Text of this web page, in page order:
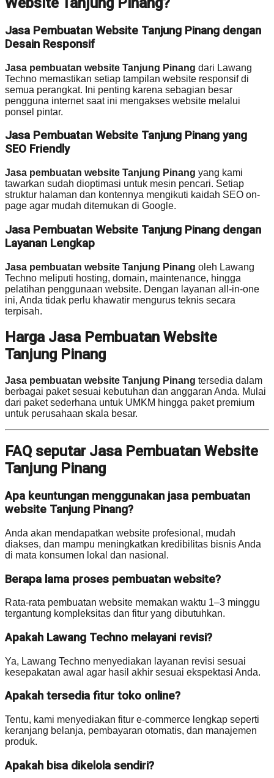
Jasa Pembuatan Website Tanjung Pinang dengan
Desain Responsif
Jasa pembuatan website Tanjung Pinang dari Lawang
Techno memastikan setiap tampilan website responsif di
semua perangkat. Ini penting karena sebagian besar
pengguna internet saat ini mengakses website melalui
ponsel pintar.
Jasa Pembuatan Website Tanjung Pinang yang
SEO Friendly
Jasa pembuatan website Tanjung Pinang yang kami
tawarkan sudah dioptimasi untuk mesin pencari. Setiap
struktur halaman dan kontennya mengikuti kaidah SEO on-
page agar mudah ditemukan di Google.
Jasa Pembuatan Website Tanjung Pinang dengan
Layanan Lengkap
Jasa pembuatan website Tanjung Pinang oleh Lawang
Techno meliputi hosting, domain, maintenance, hingga
pelatihan penggunaan website. Dengan layanan all-in-one
ini, Anda tidak perlu khawatir mengurus teknis secara
terpisah.
Harga Jasa Pembuatan Website
Tanjung Pinang
Jasa pembuatan website Tanjung Pinang tersedia dalam
berbagai paket sesuai kebutuhan dan anggaran Anda. Mulai
dari paket sederhana untuk UMKM hingga paket premium
untuk perusahaan skala besar.
FAQ seputar Jasa Pembuatan Website
Tanjung Pinang
Apa keuntungan menggunakan jasa pembuatan
website Tanjung Pinang?
Anda akan mendapatkan website profesional, mudah
diakses, dan mampu meningkatkan kredibilitas bisnis Anda
di mata konsumen lokal dan nasional.
Berapa lama proses pembuatan website?
Rata-rata pembuatan website memakan waktu 1–3 minggu
tergantung kompleksitas dan fitur yang dibutuhkan.
Apakah Lawang Techno melayani revisi?
Ya, Lawang Techno menyediakan layanan revisi sesuai
kesepakatan awal agar hasil akhir sesuai ekspektasi Anda.
Apakah tersedia fitur toko online?
Tentu, kami menyediakan fitur e-commerce lengkap seperti
keranjang belanja, pembayaran otomatis, dan manajemen
produk.
Apakah bisa dikelola sendiri?